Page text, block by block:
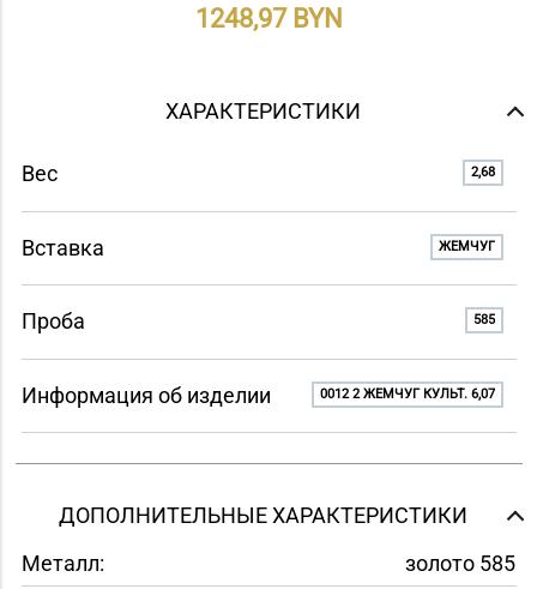
1248,97
ХАРАКТЕРИСТИКИ
Вес 2,68
Вставка ЖЕМЧУГ
Проба 585
Информация об изделии 0012 2 ЖЕМЧУГ КУЛЬТ. 6,07
ДОПОЛНИТЕЛЬНЫЕ ХАРАКТЕРИСТИКИ
Металл:
золото 585